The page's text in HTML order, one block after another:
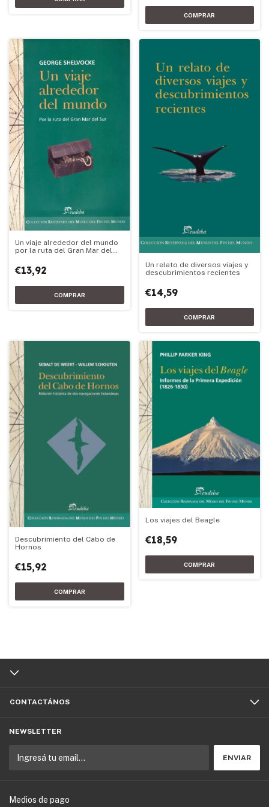
Un viaje alrededor del mundo
por la ruta del Gran Mar del
€13,92
Un relato de diversos viajes y
descubrimientos recientes
€14,59
Descubrimiento del Cabo de
Hornos
€15,92
Los viajes del Beagle
€18,59
CONTACTÁNOS
NEWSLETTER
Medios de pago